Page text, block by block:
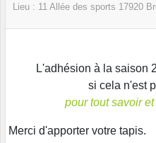
Lieu : 11 Allée des sports 17920
L'adhésion à la saison
si cela n'est
pour tout savoir
Merci d'apporter votre tapis.